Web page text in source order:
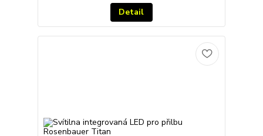
Detail